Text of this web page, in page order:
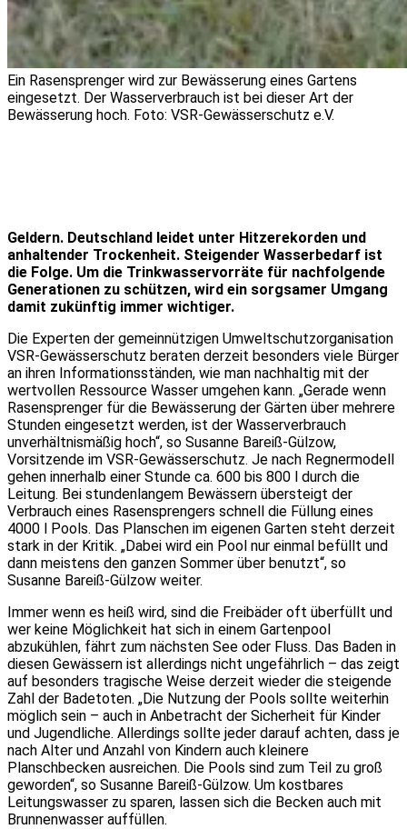
Ein Rasensprenger wird zur Bewässerung eines Gartens
eingesetzt. Der Wasserverbrauch ist bei dieser Art der
Bewässerung hoch. Foto: VSR-Gewässerschutz e.V.
Geldern. Deutschland leidet unter Hitzerekorden und
anhaltender Trockenheit. Steigender Wasserbedarf ist
die Folge. Um die Trinkwasservorräte für nachfolgende
Generationen zu schützen, wird ein sorgsamer Umgang
damit zukünftig immer wichtiger.
Die Experten der gemeinnützigen Umweltschutzorganisation
VSR-Gewässerschutz beraten derzeit besonders viele Bürger
an ihren Informationsständen, wie man nachhaltig mit der
wertvollen Ressource Wasser umgehen kann. „Gerade wenn
Rasensprenger für die Bewässerung der Gärten über mehrere
Stunden eingesetzt werden, ist der Wasserverbrauch
unverhältnismäßig hoch“, so Susanne Bareiß-Gülzow,
Vorsitzende im VSR-Gewässerschutz. Je nach Regnermodell
gehen innerhalb einer Stunde ca. 600 bis 800 l durch die
Leitung. Bei stundenlangem Bewässern übersteigt der
Verbrauch eines Rasensprengers schnell die Füllung eines
4000 l Pools. Das Planschen im eigenen Garten steht derzeit
stark in der Kritik. „Dabei wird ein Pool nur einmal befüllt und
dann meistens den ganzen Sommer über benutzt“, so
Susanne Bareiß-Gülzow weiter.
Immer wenn es heiß wird, sind die Freibäder oft überfüllt und
wer keine Möglichkeit hat sich in einem Gartenpool
abzukühlen, fährt zum nächsten See oder Fluss. Das Baden in
diesen Gewässern ist allerdings nicht ungefährlich – das zeigt
auf besonders tragische Weise derzeit wieder die steigende
Zahl der Badetoten. „Die Nutzung der Pools sollte weiterhin
möglich sein – auch in Anbetracht der Sicherheit für Kinder
und Jugendliche. Allerdings sollte jeder darauf achten, dass je
nach Alter und Anzahl von Kindern auch kleinere
Planschbecken ausreichen. Die Pools sind zum Teil zu groß
geworden“, so Susanne Bareiß-Gülzow. Um kostbares
Leitungswasser zu sparen, lassen sich die Becken auch mit
Brunnenwasser auffüllen.